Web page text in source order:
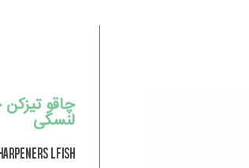
چاقو
لنسکی
LFISH